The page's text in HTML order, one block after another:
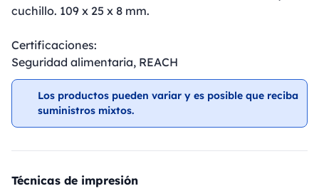
cuchillo. 109 x 25 x 8 mm.
Certificaciones:
Seguridad alimentaria, REACH
Los productos pueden variar y es posible que reciba
suministros mixtos.
Técnicas de impresión